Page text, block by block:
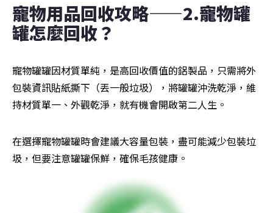
寵物用品回收攻略——2.寵物罐
罐怎麼回收？
寵物罐罐因材質單純，是高回收價值的鋁製品，只需將外
包裝資訊貼紙撕下（丟一般垃圾），將罐罐沖洗乾淨，維
持材質單一、外觀乾淨，就有機會開啟第二人生。
在選擇寵物罐罐時會建議大容量包裝，盡可能減少包裝垃
圾，但要注意罐罐保鮮，確保毛孩健康。